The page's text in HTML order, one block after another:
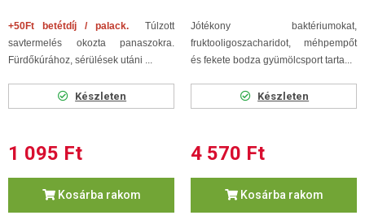
+50Ft betétdíj / palack. Túlzott
savtermelés okozta panaszokra.
Fürdőkúrához, sérülések utáni ...
Készleten
1 095 Ft
Kosárba rakom
Jótékony baktériumokat,
fruktooligoszacharidot, méhpempőt
és fekete bodza gyümölcsport tarta...
Készleten
4 570 Ft
Kosárba rakom